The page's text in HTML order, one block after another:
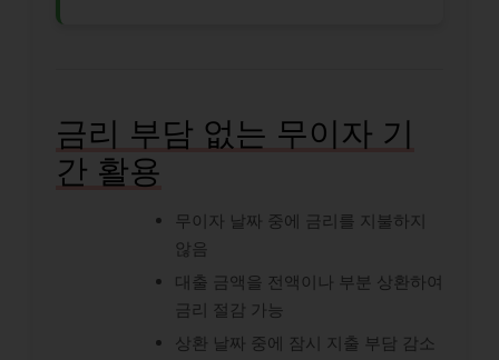
금리 부담 없는 무이자 기
간 활용
무이자 날짜 중에 금리를 지불하지
않음
대출 금액을 전액이나 부분 상환하여
금리 절감 가능
상환 날짜 중에 잠시 지출 부담 감소